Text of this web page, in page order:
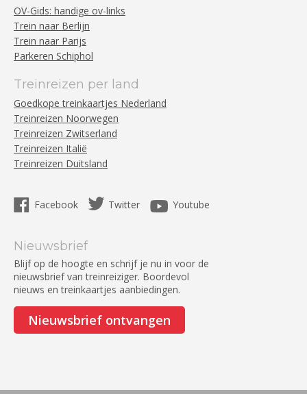
OV-Gids: handige ov-links
Trein naar Berlijn
Trein naar Parijs
Parkeren Schiphol
Treinreizen per land
Goedkope treinkaartjes Nederland
Treinreizen Noorwegen
Treinreizen Zwitserland
Treinreizen Italië
Treinreizen Duitsland
Facebook Twitter Youtube
Nieuwsbrief
Blijf op de hoogte en schrijf je nu in voor de
nieuwsbrief van treinreiziger. Boordevol
nieuws en treinkaartjes aanbiedingen.
Nieuwsbrief ontvangen